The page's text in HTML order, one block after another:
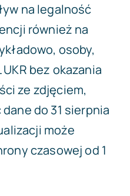
na legalność
również na
osoby,
UKR bez okazania
ze zdjęciem,
do 31 sierpnia
może
czasowej od 1